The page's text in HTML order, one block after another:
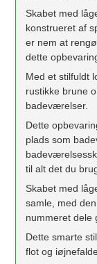
Skabet med
konstrueret af
er nem at
dette
Med et stilfuldt
rustikke brune
badeværelser.
Dette
plads som
til alt det du
Skabet med
samle, med
nummeret dele
Dette smarte
flot og